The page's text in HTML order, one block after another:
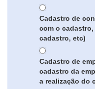
Cadastro de
com o
cadastro, etc)
Cadastro de
cadastro da
a realização do